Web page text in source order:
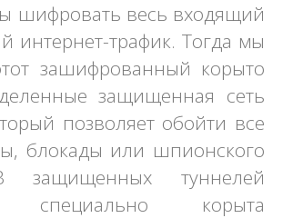
шифровать весь входящий
интернет-трафик. Тогда мы
зашифрованный корыто
защищенная сеть
позволяет обойти все
блокады или шпионского
туннелей
специально корыта